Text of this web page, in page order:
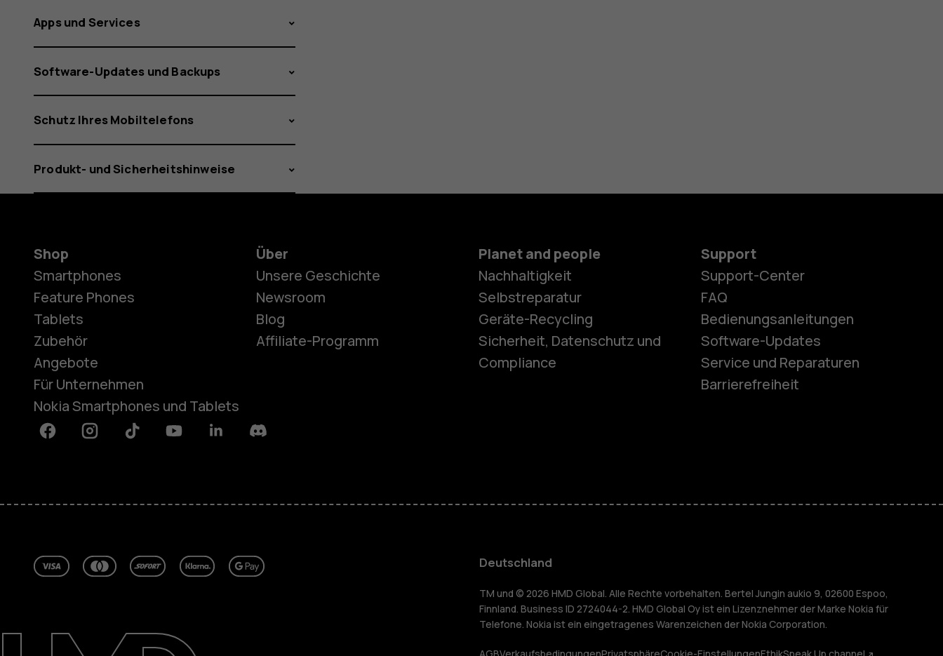
Smartphones
Feature Phones
HMD Terra M
Für Unternehmen
Tablets
Blog
Support
Apps und Services
Software-Updates und Backups
Schutz Ihres Mobiltelefons
Produkt- und Sicherheitshinweise
Shop
Smartphones
Feature Phones
Tablets
Zubehör
Angebote
Für Unternehmen
Nokia Smartphones und Tablets
Über
Unsere Geschichte
Newsroom
Blog
Affiliate-Programm
Planet and people
Nachhaltigkeit
Selbstreparatur
Geräte-Recycling
Sicherheit, Datenschutz und
Compliance
Support
Support-Center
FAQ
Bedienungsanleitungen
Software-Updates
Service und Reparaturen
Barrierefreiheit
FacebookInstagramTiktok YoutubeLinkedinDiscord
Deutschland
TM und © 2026 HMD Global. Alle Rechte vorbehalten. Bertel Jungin aukio 9, 02600 Espoo,
Finnland. Business ID 2724044-2. HMD Global Oy ist ein Lizenznehmer der Marke Nokia für
Telefone. Nokia ist ein eingetragenes Warenzeichen der Nokia Corporation.
AGBVerkaufsbedingungenPrivatsphäreCookie-EinstellungenEthikSpeak Up channel